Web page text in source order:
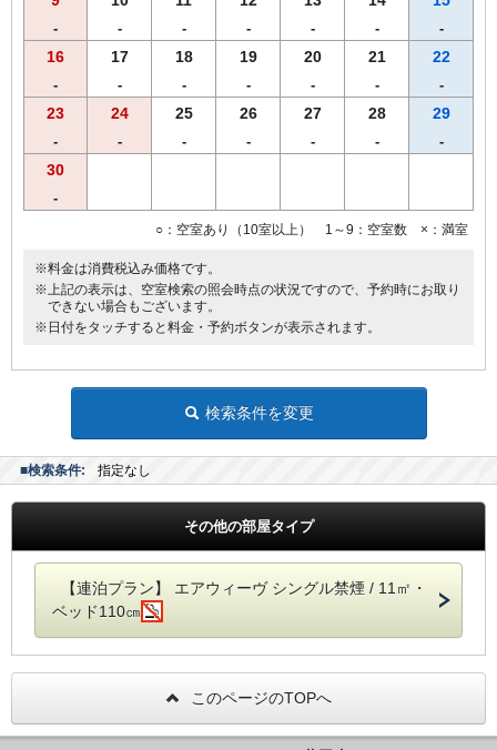
♪朝食付♪
スタッフが毎朝焼き上げる焼きたてパンをお召し上がりいただけま
【ホテル朝食メニュー（AM6：30-AM9：30）】
・焼きたてパン
・モーニングカレーライス
・サラダ
・オーガニックグラノーラ
・コーヒー
・紅茶
・ジュース
・牛乳
す。
- - - - - - -
16
-
17
-
18
-
19
-
20
-
21
-
22
-
23
-
24
-
25
-
26
-
27
-
28
-
29
-
30
-
○：空室あり（10室以上） 1～9：空室数 ×：満室
※料金は消費税込み価格です。
※上記の表示は、空室検索の照会時点の状況ですので、予約時にお取り
できない場合もございます。
※日付をタッチすると料金・予約ボタンが表示されます。
検索条件を変更
■検索条件: 指定なし
その他の部屋タイプ
【連泊プラン】 エアウィーヴ シングル禁煙 / 11㎡・
ベッド110㎝
このページのTOPへ